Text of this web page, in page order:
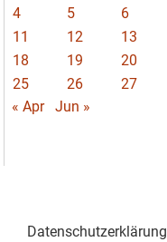
4
5 6
11
12 13
18
19 20
25
26 27
« Apr
Jun »
Datenschutzerklärung